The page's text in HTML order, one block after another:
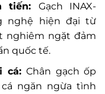
tiến: Gạch INAX-
nghệ hiện đại từ
nghiêm ngặt đảm
quốc tế.
cá:Chân gạch ốp
ngăn ngừa tình